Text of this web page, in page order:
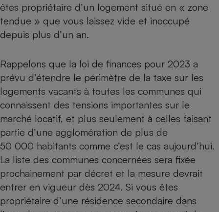
êtes propriétaire d’un logement situé en « zone
tendue » que vous laissez vide et inoccupé
depuis plus d’un an.
Rappelons que la loi de finances pour 2023 a
prévu d’étendre le périmètre de la taxe sur les
logements vacants à toutes les communes qui
connaissent des tensions importantes sur le
marché locatif, et plus seulement à celles faisant
partie d’une agglomération de plus de
50 000 habitants comme c’est le cas aujourd’hui.
La liste des communes concernées sera fixée
prochainement par décret et la mesure devrait
entrer en vigueur dès 2024. Si vous êtes
propriétaire d’une résidence secondaire dans